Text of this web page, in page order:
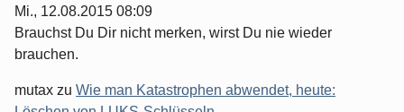
Mi., 12.08.2015 08:09
Brauchst Du Dir nicht merken, wirst Du nie wieder
brauchen.
mutax zu Wie man Katastrophen abwendet, heute: